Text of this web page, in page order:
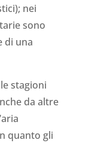
nei
sono
di una
stagioni
da altre
quanto gli